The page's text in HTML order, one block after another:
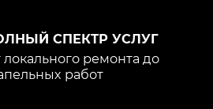
СПЕКТР УСЛУГ
локального ремонта до
работ